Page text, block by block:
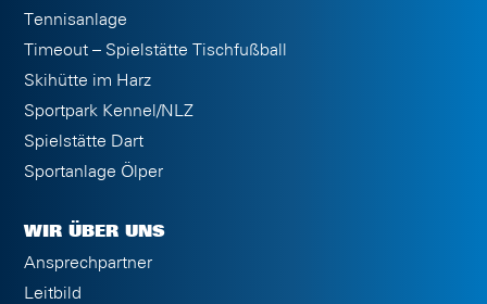
Tennisanlage
Timeout – Spielstätte Tischfußball
Skihütte im Harz
Sportpark Kennel/NLZ
Spielstätte Dart
Sportanlage Ölper
WIR ÜBER UNS
Ansprechpartner
Leitbild